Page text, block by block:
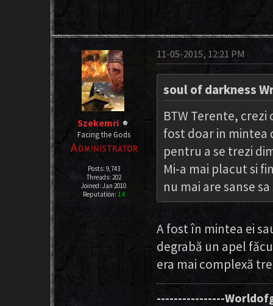
Szekemri
Facing the Gods
Posts: 9,743
Threads: 202
Joined: Jan 2010
Reputation: 14
11-05-2015, 12:21 PM
soul of darkness
BTW Terente,
fost doar in mintea
pentru a se trezi
Mi-a mai placut si
nu mai are sanse
A fost în mintea ei
degrabă un apel
era mai complexă
----------------